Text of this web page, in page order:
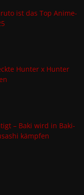
ist das Top Anime-
Hunter x Hunter
– Baki wird in Baki-
kämpfen